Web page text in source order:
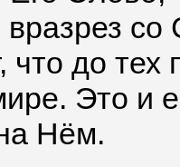
что до
Это и
Нём.